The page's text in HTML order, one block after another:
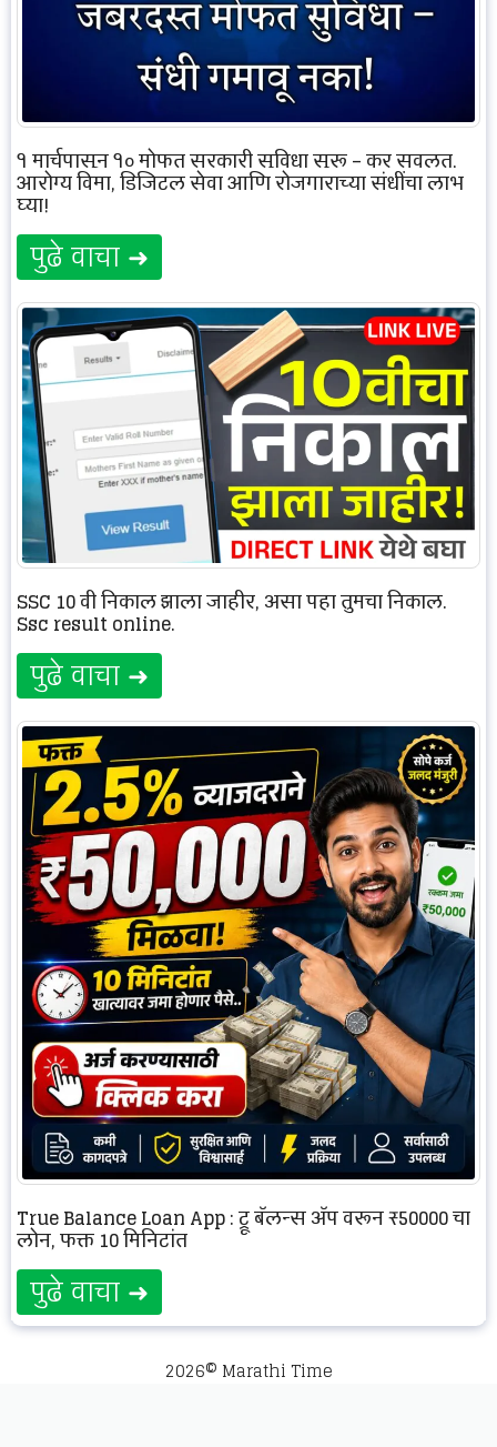
१ मार्चपासून १० मोफत सरकारी सुविधा सुरू – कर सवलत,
आरोग्य विमा, डिजिटल सेवा आणि रोजगाराच्या संधींचा लाभ
घ्या!
पुढे वाचा ➜
SSC 10 वी निकाल झाला जाहीर, असा पहा तुमचा निकाल.
Ssc result online.
पुढे वाचा ➜
True Balance Loan App : ट्रू बॅलन्स अ‍ॅप वरून ₹50000 चा
लोन, फक्त 10 मिनिटांत
पुढे वाचा ➜
2026© Marathi Time